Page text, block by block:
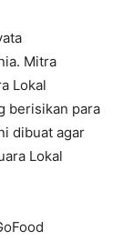
Mitra
Lokal
berisikan para
dibuat agar
Lokal